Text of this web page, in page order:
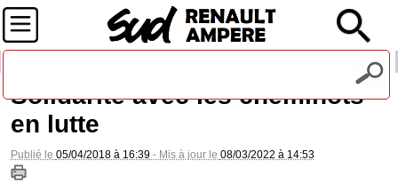
Solidarité avec les cheminots
en lutte
Publié le 05/04/2018 à 16:39- Mis à jour le 08/03/2022 à 14:53